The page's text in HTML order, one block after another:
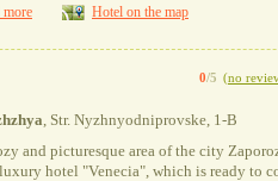
more
Hotel on the map
0/5 (no
, Str. Nyzhnyodniprovske, 1-B
and picturesque area of ​​the city
hotel "Venecia", which is ready to